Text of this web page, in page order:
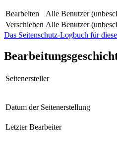
Bearbeiten
Alle Benutzer
Verschieben Alle Benutzer
Das Seitenschutz-Logbuch für
Seitenersteller
Datum der Seitenerstellung
Letzter Bearbeiter